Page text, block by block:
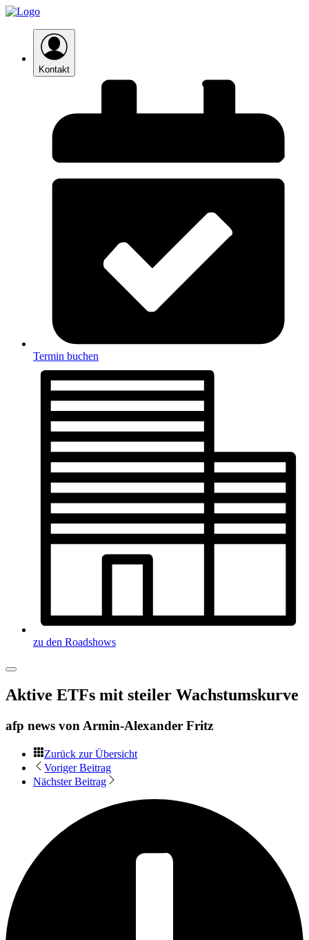
Kontakt
Termin buchen
zu den Roadshows
Aktive ETFs mit steiler Wachstumskurve
afp news von Armin-Alexander Fritz
Zurück zur Übersicht
Voriger Beitrag
Nächster Beitrag